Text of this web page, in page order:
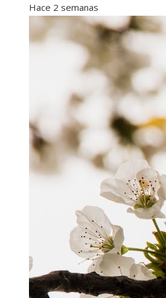
Hace 2 semanas